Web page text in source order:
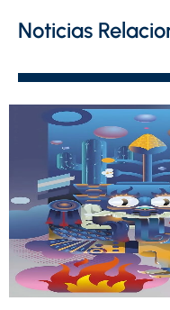
Noticias